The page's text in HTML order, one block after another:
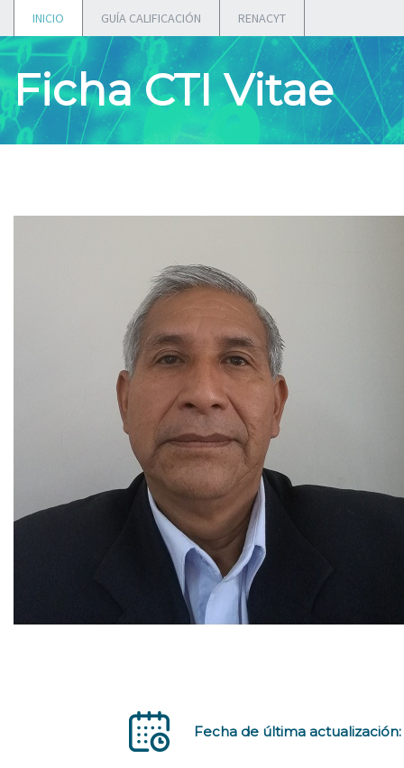
INICIO GUÍA CALIFICACIÓN RENACYT
Ficha CTI Vitae
Fecha de última